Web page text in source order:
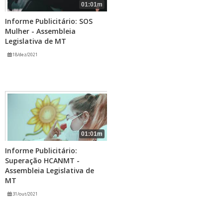
01:01m
Informe Publicitário: SOS
Mulher - Assembleia
Legislativa de MT
18/dez/2021
01:01m
Informe Publicitário:
Superação HCANMT -
Assembleia Legislativa de
MT
31/out/2021